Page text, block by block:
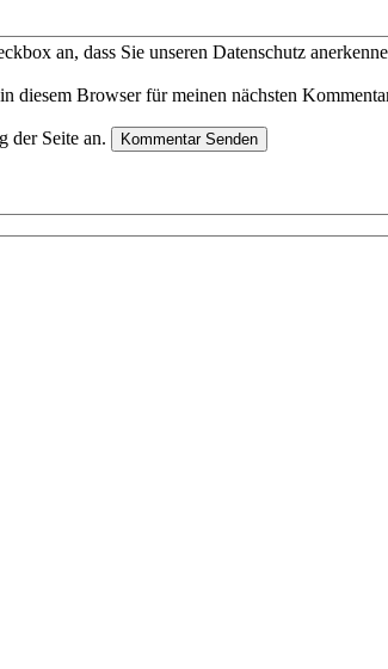
an, dass Sie unseren Datenschutz
diesem Browser für meinen nächsten
der Seite an.